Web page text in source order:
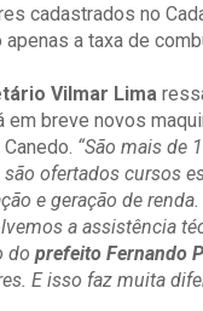
cadastrados no
apenas a taxa de
Vilmar Lima
em breve novos
“São mais de
ofertados cursos
e geração de
a assistência
do prefeito Fernando
E isso faz muita